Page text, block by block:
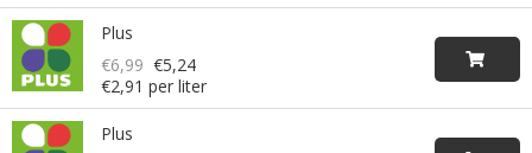
Plus
€6,99 €5,24
€2,91 per liter
Plus